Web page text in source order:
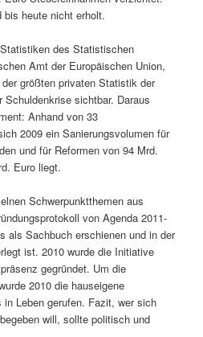
bis heute nicht erholt.
des Statistischen
Amt der Europäischen Union,
größten privaten Statistik der
Schuldenkrise sichtbar. Daraus
Anhand von 33
2009 ein Sanierungsvolumen für
und für Reformen von 94 Mrd.
Euro liegt.
Schwerpunktthemen aus
von Agenda 2011-
als Sachbuch erschienen und in der
ist. 2010 wurde die Initiative
gegründet. Um die
2010 die hauseigene
Leben gerufen. Fazit, wer sich
will, sollte politisch und